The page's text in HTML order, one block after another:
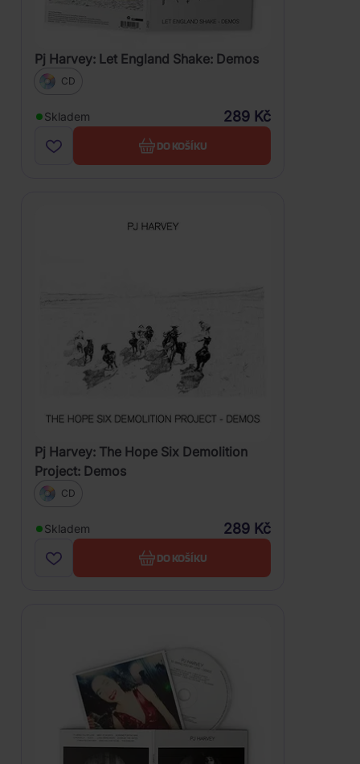
Pj Harvey: Let England Shake: Demos
CD
Skladem 289 Kč
DO KOŠÍKU
Pj Harvey: The Hope Six Demolition
Project: Demos
CD
Skladem 289 Kč
DO KOŠÍKU